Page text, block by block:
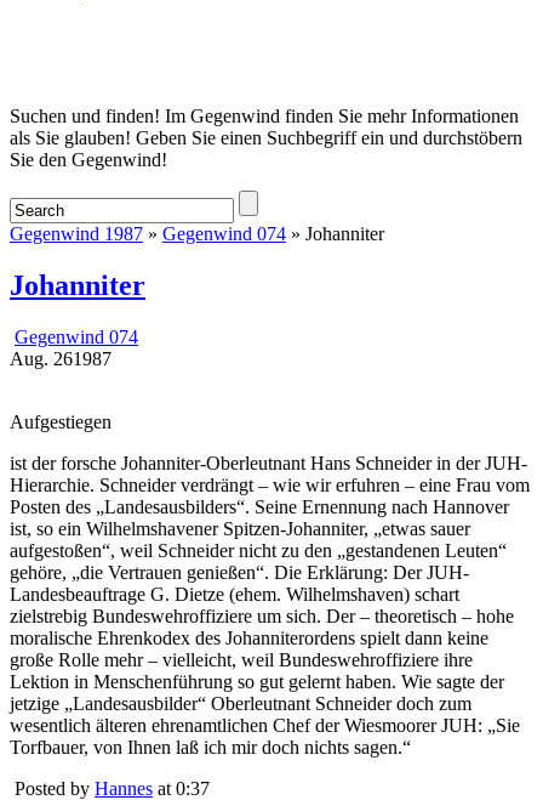
Startseite
Suchen und finden! Im Gegenwind finden Sie mehr Informationen
als Sie glauben! Geben Sie einen Suchbegriff ein und durchstöbern
Sie den Gegenwind!
Gegenwind 1987 » Gegenwind 074 » Johanniter
Johanniter
Gegenwind 074
Aug. 261987
Aufgestiegen
ist der forsche Johanniter-Oberleutnant Hans Schneider in der JUH-
Hierarchie. Schneider verdrängt – wie wir erfuhren – eine Frau vom
Posten des „Landesausbilders“. Seine Ernennung nach Hannover
ist, so ein Wilhelmshavener Spitzen-Johanniter, „etwas sauer
aufgestoßen“, weil Schneider nicht zu den „gestandenen Leuten“
gehöre, „die Vertrauen genießen“. Die Erklärung: Der JUH-
Landesbeauftrage G. Dietze (ehem. Wilhelmshaven) schart
zielstrebig Bundeswehroffiziere um sich. Der – theoretisch – hohe
moralische Ehrenkodex des Johanniterordens spielt dann keine
große Rolle mehr – vielleicht, weil Bundeswehroffiziere ihre
Lektion in Menschenführung so gut gelernt haben. Wie sagte der
jetzige „Landesausbilder“ Oberleutnant Schneider doch zum
wesentlich älteren ehrenamtlichen Chef der Wiesmoorer JUH: „Sie
Torfbauer, von Ihnen laß ich mir doch nichts sagen.“
Posted by Hannes at 0:37